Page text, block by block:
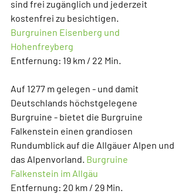
sind frei zugänglich und jederzeit
kostenfrei zu besichtigen.
Burgruinen Eisenberg und
Hohenfreyberg
Entfernung: 19 km / 22 Min.
Auf 1277 m gelegen - und damit
Deutschlands höchstgelegene
Burgruine - bietet die Burgruine
Falkenstein einen grandiosen
Rundumblick auf die Allgäuer Alpen und
das Alpenvorland. Burgruine
Falkenstein im Allgäu
Entfernung: 20 km / 29 Min.